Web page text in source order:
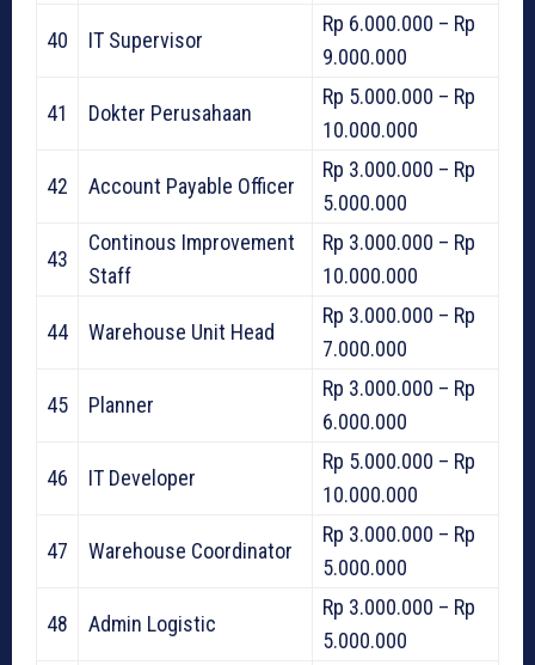
40 IT Supervisor
Rp 6.000.000 – Rp
9.000.000
41 Dokter Perusahaan
Rp 5.000.000 – Rp
10.000.000
42 Account Payable Officer
Rp 3.000.000 – Rp
5.000.000
43
Continous Improvement
Staff
Rp 3.000.000 – Rp
10.000.000
44 Warehouse Unit Head
Rp 3.000.000 – Rp
7.000.000
45 Planner
Rp 3.000.000 – Rp
6.000.000
46 IT Developer
Rp 5.000.000 – Rp
10.000.000
47 Warehouse Coordinator
Rp 3.000.000 – Rp
5.000.000
48 Admin Logistic
Rp 3.000.000 – Rp
5.000.000